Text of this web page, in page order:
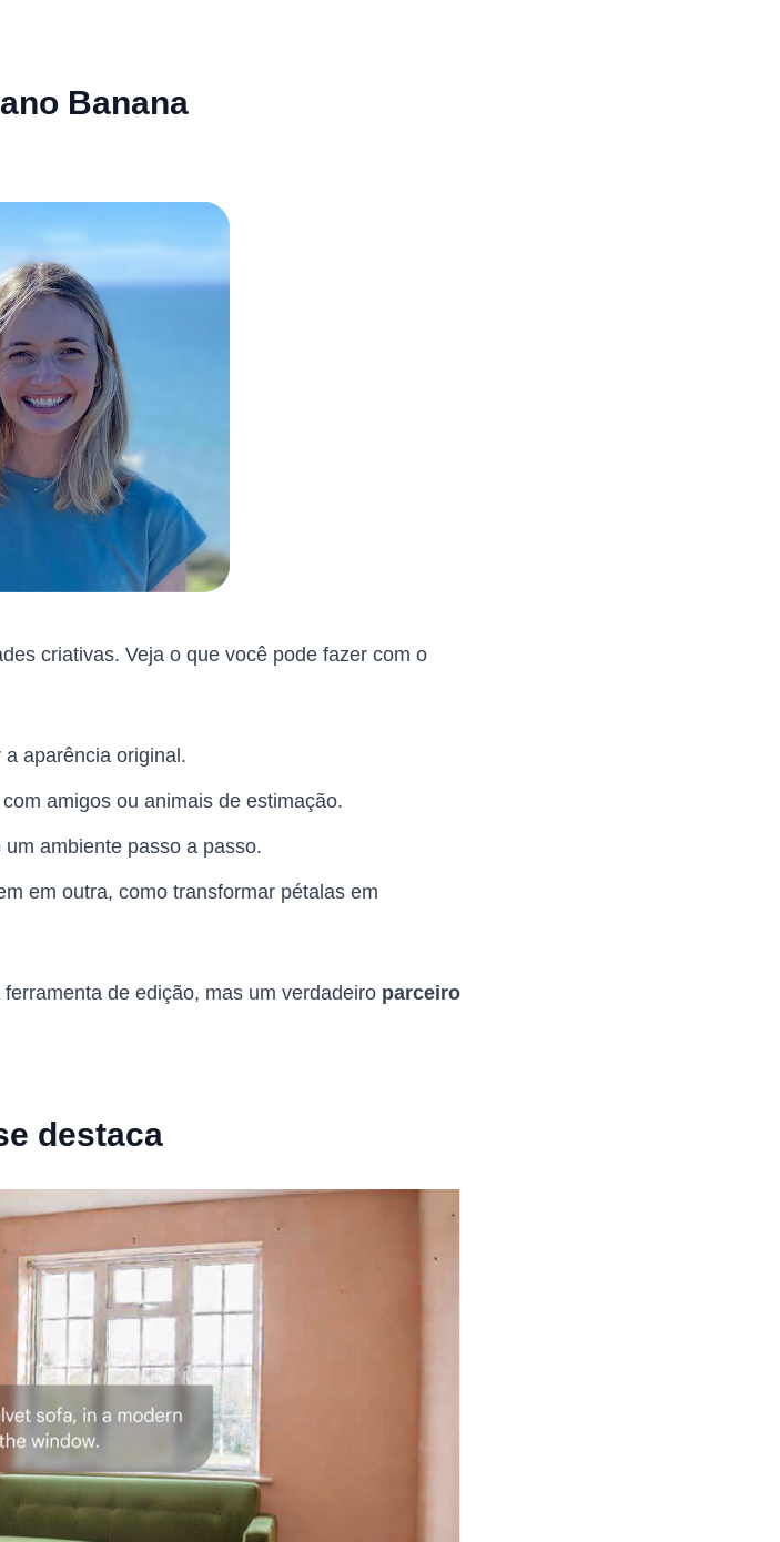
Banana
criativas. Veja o que você pode fazer com o
a aparência original.
amigos ou animais de estimação.
um ambiente passo a passo.
em outra, como transformar pétalas em
de edição, mas um verdadeiro parceiro
destaca